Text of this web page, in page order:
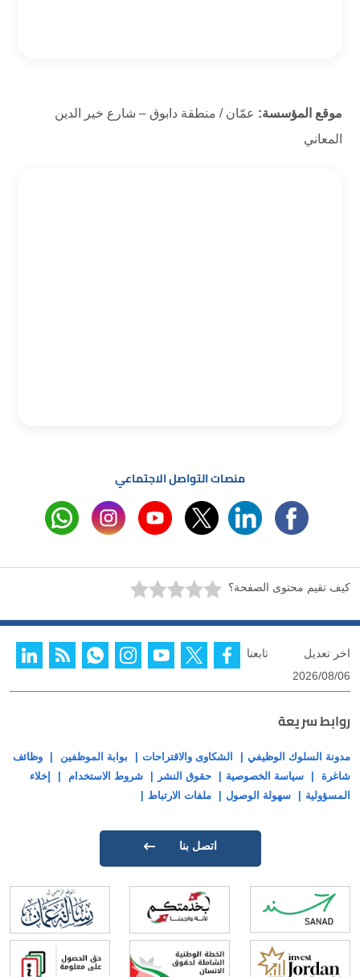
موقع المؤسسة: عمّان / منطقة دابوق – شارع خير الدين
المعاني
منصات التواصل الاجتماعي
كيف تقيم محتوى الصفحة؟
اخر تعديل
2026/08/06
تابعنا
روابط سريعة
مدونة السلوك الوظيفي الشكاوى والاقتراحات بوابة الموظفين
وظائف
شاغرة
سياسة الخصوصية حقوق النشر شروط الاستخدام
إخلاء
المسؤولية
سهولة الوصول ملفات الارتباط
اتصل بنا